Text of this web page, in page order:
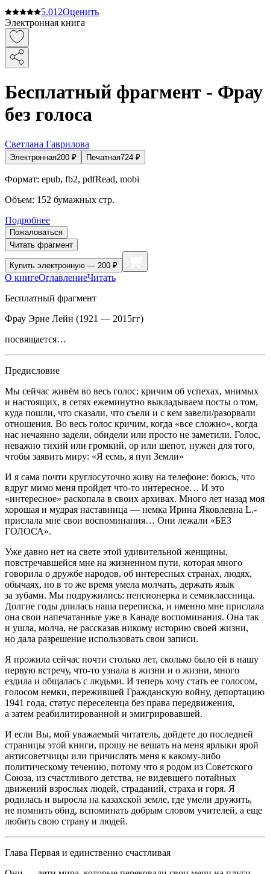
5.012Оценить
Электронная книга
Бесплатный фрагмент - Фрау
без голоса
Светлана Гаврилова
Электронная200 ₽ Печатная724 ₽
Формат: epub, fb2, pdfRead, mobi
Объем: 152 бумажных стр.
Подробнее
Пожаловаться
Читать фрагмент
Купить электронную — 200 ₽
О книгеОглавлениеЧитать
Бесплатный фрагмент
Фрау Эрне Лейн (1921 — 2015гг)
посвящается…
Предисловие
Мы сейчас живём во весь голос: кричим об успехах, мнимых
и настоящих, в сетях ежеминутно выкладываем посты о том,
куда пошли, что сказали, что съели и с кем завели/разорвали
отношения. Во весь голос кричим, когда «все сложно», когда
нас нечаянно задели, обидели или просто не заметили. Голос,
неважно тихий или громкий, ор или шепот, нужен для того,
чтобы заявить миру: «Я есмь, я пуп Земли»
И я сама почти круглосуточно живу на телефоне: боюсь, что
вдруг мимо меня пройдет что-то интересное… И это
«интересное» раскопала в своих архивах. Много лет назад моя
хорошая и мудрая наставница — немка Ирина Яковлевна L.-
прислала мне свои воспоминания… Они лежали «БЕЗ
ГОЛОСА».
Уже давно нет на свете этой удивительной женщины,
повстречавшейся мне на жизненном пути, которая много
говорила о дружбе народов, об интересных странах, людях,
обычаях, но в то же время умела молчать, держать язык
за зубами. Мы подружились: пенсионерка и семиклассница.
Долгие годы длилась наша переписка, и именно мне прислала
она свои напечатанные уже в Канаде воспоминания. Она так
и ушла, молча, не рассказав никому историю своей жизни,
но дала разрешение использовать свои записи.
Я прожила сейчас почти столько лет, сколько было ей в нашу
первую встречу, что-то узнала в жизни и о жизни, много
ездила и общалась с людьми. И теперь хочу стать ее голосом,
голосом немки, пережившей Гражданскую войну, депортацию
1941 года, статус переселенца без права передвижения,
а затем реабилитированной и эмигрировавшей.
И если Вы, мой уважаемый читатель, дойдете до последней
страницы этой книги, прошу не вешать на меня ярлыки ярой
антисоветчицы или причислять меня к какому-либо
политическому течению, потому что я родом из Советского
Союза, из счастливого детства, не видевшего потайных
движений взрослых людей, страданий, страха и горя. Я
родилась и выросла на казахской земле, где умели дружить,
не помнить обид, вспоминать добрым словом учителей, а еще
любить свою страну и людей.
Глава Первая и единственно счастливая